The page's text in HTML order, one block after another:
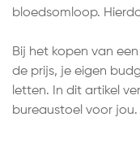
bloedsomloop.
Bij het kopen van
de prijs, je eigen
letten. In dit artikel
bureaustoel voor jou.